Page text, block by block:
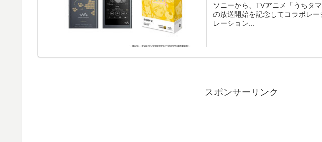
ソニーから、TVアニメ「うちタ
の放送開始を記念してコラボレ
レーション...
スポンサーリンク